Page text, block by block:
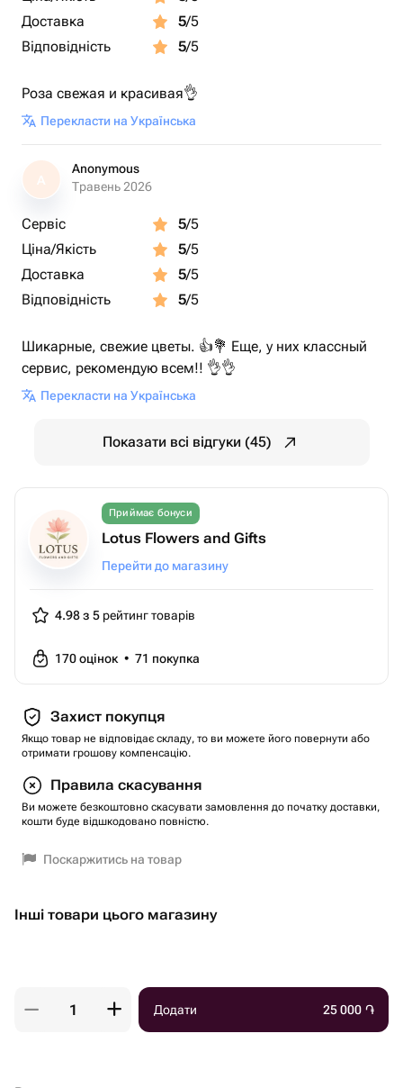
Доставка
5/5
Відповідність
5/5
Роза свежая и красивая👌
Перекласти на Українська
A
Anonymous
Травень 2026
Сервіс 5/5
Ціна/Якість
5/5
Доставка
5/5
Відповідність
5/5
Шикарные, свежие цветы. 👍💐 Еще, у них классный
сервис, рекомендую всем!! 👌👌
Перекласти на Українська
Показати всі відгуки (45)
Приймає бонуси
Lotus Flowers and Gifts
Перейти до магазину
4.98 з 5 рейтинг товарів
170оцінок • 71 покупка
Захист покупця
Якщо товар не відповідає складу, то ви можете його повернути або
отримати грошову компенсацію.
Правила скасування
Ви можете безкоштовно скасувати замовлення до початку доставки,
кошти буде відшкодовано повністю.
Поскаржитись на товар
Інші товари цього магазину
Додати 25 000 ֏